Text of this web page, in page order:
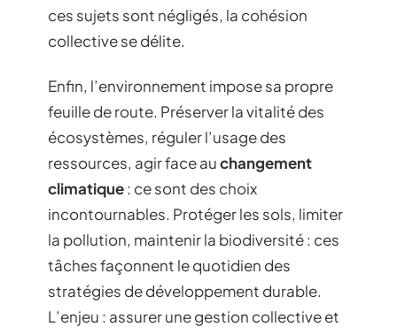
ces sujets sont négligés, la cohésion
collective se délite.
Enfin, l’environnement impose sa propre
feuille de route. Préserver la vitalité des
écosystèmes, réguler l’usage des
ressources, agir face auchangement
climatique: ce sont des choix
incontournables. Protéger les sols, limiter
la pollution, maintenir la biodiversité : ces
tâches façonnent le quotidien des
stratégies de développement durable.
L’enjeu : assurer une gestion collective et